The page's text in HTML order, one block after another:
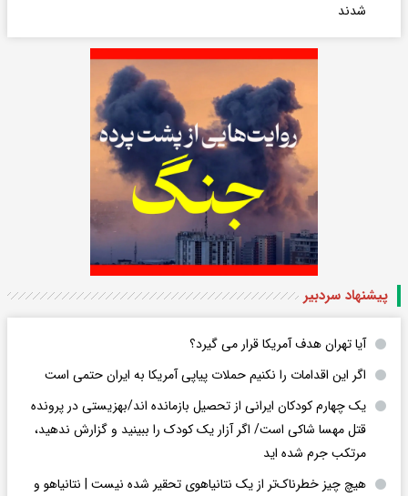
شدند
پیشنهاد سردبیر
آیا تهران هدف آمریکا قرار می گیرد؟
اگر این اقدامات را نکنیم حملات پیاپی آمریکا به ایران حتمی است
یک چهارم کودکان ایرانی از تحصیل بازمانده اند/بهزیستی در پرونده
قتل مهسا شاکی است/ اگر آزار یک کودک را ببینید و گزارش ندهید،
مرتکب جرم شده اید
هیچ چیز خطرناک‌تر از یک نتانیاهوی تحقیر شده نیست | نتانیاهو و